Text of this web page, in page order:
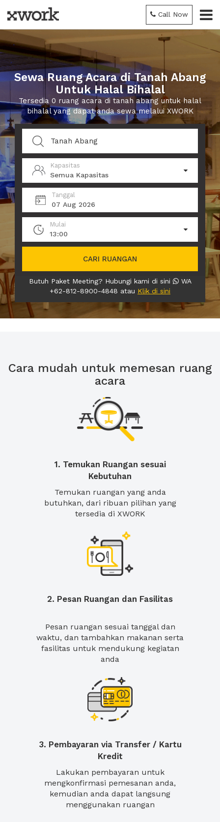
Call Now
Sewa Ruang Acara di Tanah Abang
Untuk Halal Bihalal
Tersedia 0 ruang acara di tanah abang untuk halal
bihalal yang dapat anda sewa melalui XWORK
Kapasitas
Semua Kapasitas
Tanggal
07 Aug 2026
Mulai
13:00
CARI RUANGAN
Butuh Paket Meeting? Hubungi kami di sini
WA
+62-812-8900-4848 atau Klik di sini
Cara mudah untuk memesan ruang
acara
1. Temukan Ruangan sesuai
Kebutuhan
Temukan ruangan yang anda
butuhkan, dari ribuan pilihan yang
tersedia di XWORK
2. Pesan Ruangan dan Fasilitas
Pesan ruangan sesuai tanggal dan
waktu, dan tambahkan makanan serta
fasilitas untuk mendukung kegiatan
anda
3. Pembayaran via Transfer / Kartu
Kredit
Lakukan pembayaran untuk
mengkonfirmasi pemesanan anda,
kemudian anda dapat langsung
menggunakan ruangan